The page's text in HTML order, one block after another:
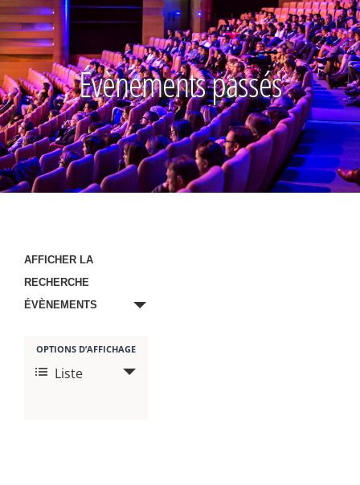
Évènements passés
Recherche
et
navigation
vues
Évènements
AFFICHER LA
RECHERCHE
ÉVÈNEMENTS
Navigation
de
OPTIONS D’AFFICHAGE
Liste